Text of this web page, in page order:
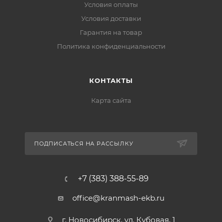
Условия оплаты
Условия доставки
Гарантия на товар
Политика конфиденциальности
КОНТАКТЫ
Карта сайта
ПОДПИСАТЬСЯ НА РАССЫЛКУ
+7 (383) 388-55-89
office@kranmash-ekb.ru
г. Новосибирск, ул. Кубовая, 1